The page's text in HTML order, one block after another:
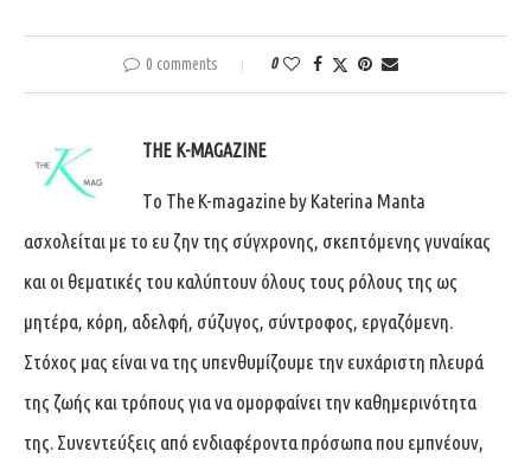
0 comments 0
THE K-MAGAZINE
Tο The K-magazine by Katerina Manta
ασχολείται με το ευ ζην της σύγχρονης, σκεπτόμενης γυναίκας
και οι θεματικές του καλύπτουν όλους τους ρόλους της ως
μητέρα, κόρη, αδελφή, σύζυγος, σύντροφος, εργαζόμενη.
Στόχος μας είναι να της υπενθυμίζουμε την ευχάριστη πλευρά
της ζωής και τρόπους για να ομορφαίνει την καθημερινότητα
της. Συνεντεύξεις από ενδιαφέροντα πρόσωπα που εμπνέουν,